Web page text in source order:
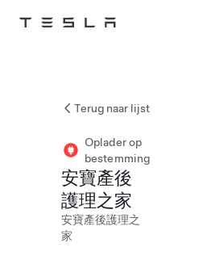
Tesla
Terug naar lijst
Oplader op
bestemming
安寶產後
護理之家
安寶產後護理之
家